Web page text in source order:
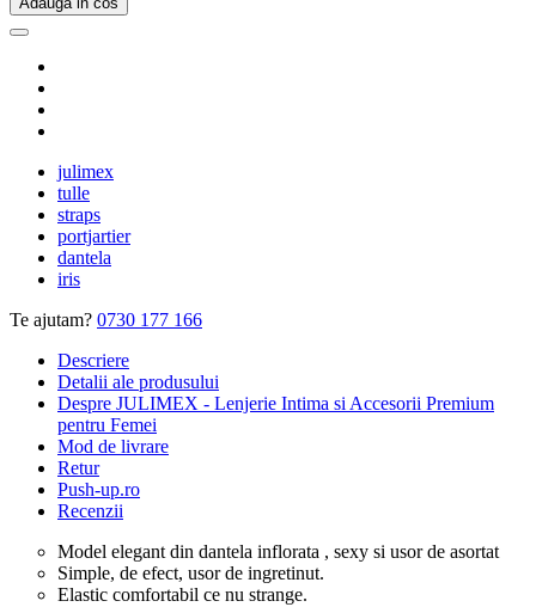
julimex
tulle
straps
portjartier
dantela
iris
Te ajutam? 0730 177 166
Descriere
Detalii ale produsului
Despre JULIMEX - Lenjerie Intima si Accesorii Premium
pentru Femei
Mod de livrare
Retur
Push-up.ro
Recenzii
Model elegant din dantela inflorata , sexy si usor de asortat
Simple, de efect, usor de ingretinut.
Elastic comfortabil ce nu strange.